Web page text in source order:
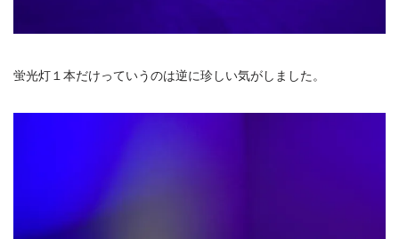
蛍光灯１本だけっていうのは逆に珍しい気がしました。